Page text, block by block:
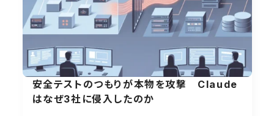
安全テストのつもりが本物を攻撃 Claude
はなぜ3社に侵入したのか